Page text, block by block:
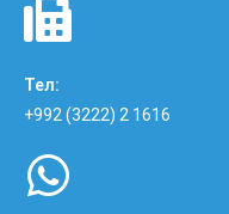
Тел:
+992 (3222) 2 1616